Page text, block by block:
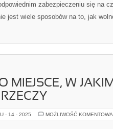
zabezpieczeniu się na
jest wiele sposobów na to, jak
MIEJSCE, W
- 14 - 2025 MOŻLIWOŚĆ